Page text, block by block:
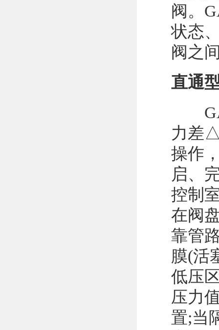
阀。
状态
阀之
直通
力差
操作
启、
控制
在阀
靠管
膜(活
低压
压力
置;当